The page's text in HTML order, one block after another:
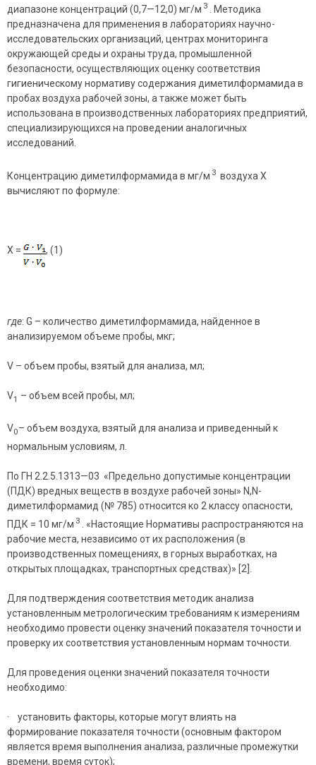
диапазоне концентраций (0,7—12,0) мг/м 3
. Методика
предназначена для применения в лабораториях научно-
исследовательских организаций, центрах мониторинга
окружающей среды и охраны труда, промышленной
безопасности, осуществляющих оценку соответствия
гигиеническому нормативу содержания диметилформамида в
пробах воздуха рабочей зоны, а также может быть
использована в производственных лабораториях предприятий,
специализирующихся на проведении аналогичных
исследований.
Концентрацию диметилформамида в мг/м 3 воздуха Х
вычисляют по формуле:
Х = , (1)
где: G – количество диметилформамида, найденное в
анализируемом объеме пробы, мкг;
V – объем пробы, взятый для анализа, мл;
V1 – объем всей пробы, мл;
V0– объем воздуха, взятый для анализа и приведенный к
нормальным условиям, л.
По ГН 2.2.5.1313—03 «Предельно допустимые концентрации
(ПДК) вредных веществ в воздухе рабочей зоны» N,N-
диметилформамид (№ 785) относится ко 2 классу опасности,
ПДК = 10 мг/м 3
. «Настоящие Нормативы распространяются на
рабочие места, независимо от их расположения (в
производственных помещениях, в горных выработках, на
открытых площадках, транспортных средствах)» [2].
Для подтверждения соответствия методик анализа
установленным метрологическим требованиям к измерениям
необходимо провести оценку значений показателя точности и
проверку их соответствия установленным нормам точности.
Для проведения оценки значений показателя точности
необходимо:
· установить факторы, которые могут влиять на
формирование показателя точности (основным фактором
является время выполнения анализа, различные промежутки
времени, время суток);